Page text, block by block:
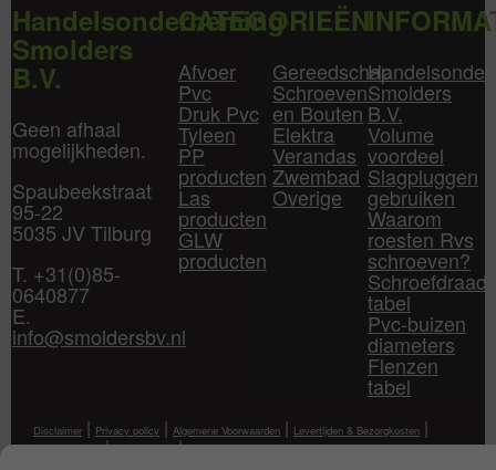
Handelsonderneming
Smolders
B.V.
Geen afhaal
mogelijkheden.
Spaubeekstraat
95-22
5035 JV Tilburg
T. +31(0)85-
0640877
E.
info@smoldersbv.nl
CATEGORIEËN
Afvoer
Pvc
Druk Pvc
Tyleen
PP
producten
Las
producten
GLW
producten
Gereedschap
Schroeven
en Bouten
Elektra
Verandas
Zwembad
Overige
Smolders
B.V.
Volume
voordeel
Slagpluggen
gebruiken
Waarom
roesten Rvs
schroeven?
Schroefdraad
tabel
Pvc-buizen
diameters
Flenzen
tabel
Disclaimer | Privacy policy | Algemene Voorwaarden | Levertijden & Bezorgkosten |
Klantenservice|Mijn Account|Contact